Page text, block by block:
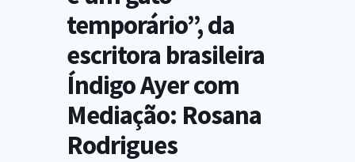
temporário”, da
escritora brasileira
Índigo Ayer com
Mediação: Rosana
Rodrigues